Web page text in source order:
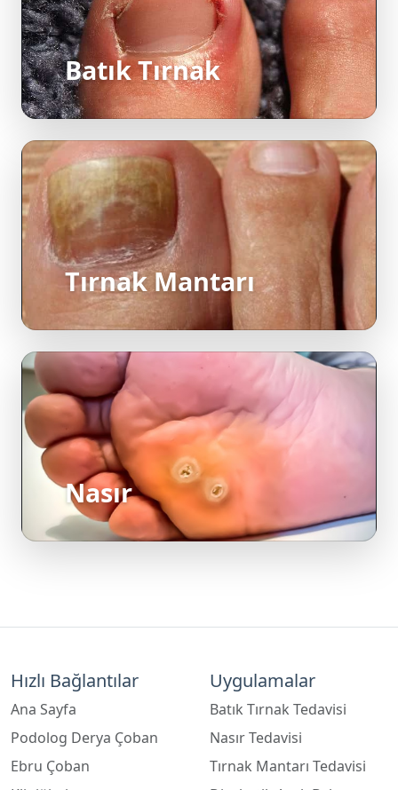
Batık Tırnak
Tırnak Mantarı
Nasır
Podolog Derya Çoban
Ebru Çoban
Kliniğimiz
Etkinlik / Duyuru
Nasır Tedavisi